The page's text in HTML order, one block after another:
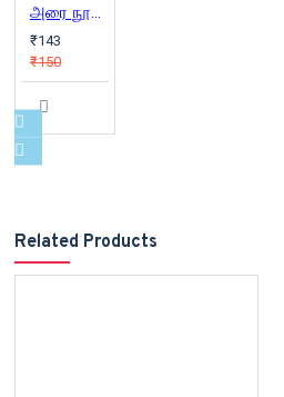
அரை நூற்றாண்டுக் கொடுங்கனவு
₹143
₹150
Related Products